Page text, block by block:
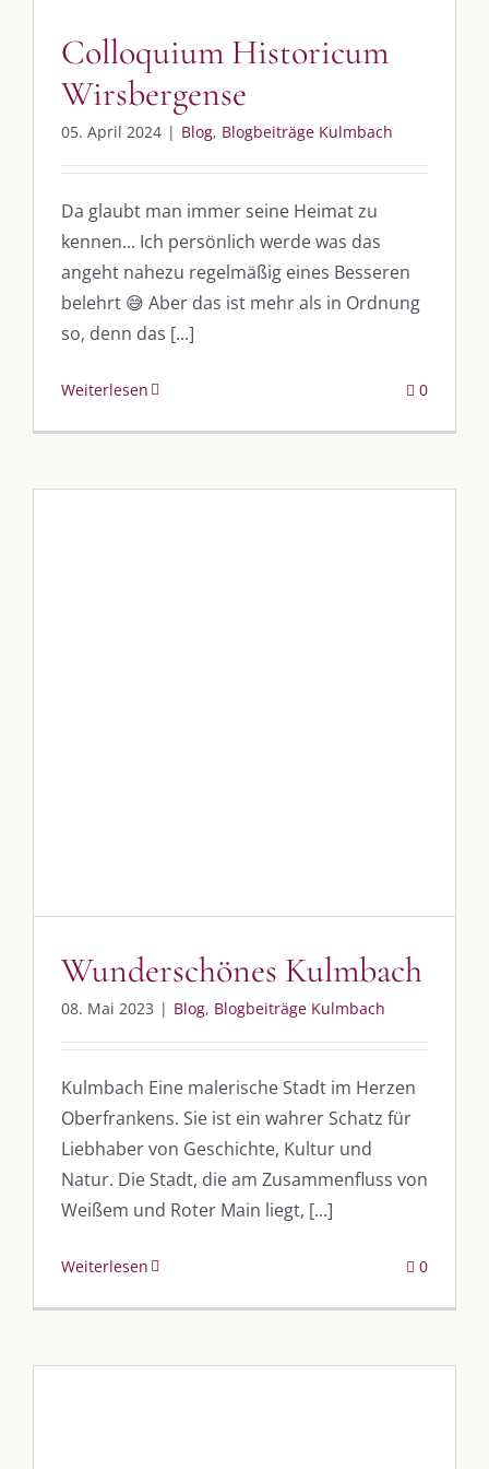
Colloquium Historicum
Wirsbergense
05. April 2024 | Blog, Blogbeiträge Kulmbach
Da glaubt man immer seine Heimat zu
kennen... Ich persönlich werde was das
angeht nahezu regelmäßig eines Besseren
belehrt 😅 Aber das ist mehr als in Ordnung
so, denn das [...]
Weiterlesen 0
Wunderschönes Kulmbach
08. Mai 2023 | Blog, Blogbeiträge Kulmbach
Kulmbach Eine malerische Stadt im Herzen
Oberfrankens. Sie ist ein wahrer Schatz für
Liebhaber von Geschichte, Kultur und
Natur. Die Stadt, die am Zusammenfluss von
Weißem und Roter Main liegt, [...]
Weiterlesen 0